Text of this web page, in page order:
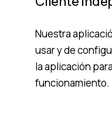
Nuestra
usar y de
la aplicación
funcionamiento.